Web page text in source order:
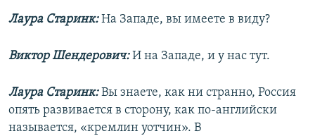
Лаура Старинк:На Западе, вы имеете в виду?
Виктор Шендерович:И на Западе, и у нас тут.
Лаура Старинк:Вы знаете, как ни странно, Россия
опять развивается в сторону, как по-английски
называется, «кремлин уотчин». В